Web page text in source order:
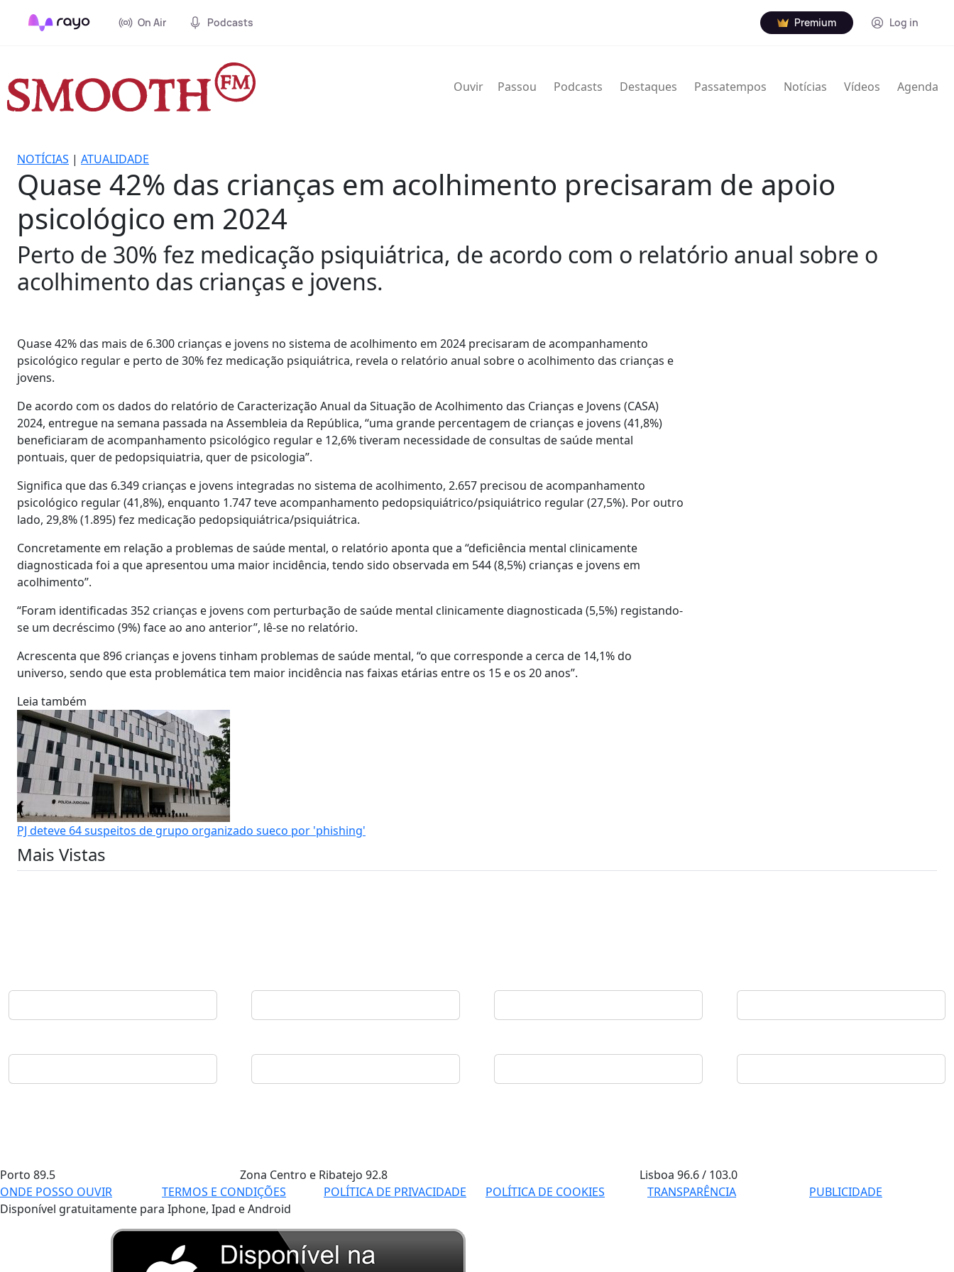
On Air Podcasts Premium Log in
Ouvir Passou Podcasts Destaques Passatempos Notícias Vídeos Agenda
NOTÍCIAS | ATUALIDADE
Quase 42% das crianças em acolhimento precisaram de apoio
psicológico em 2024
Perto de 30% fez medicação psiquiátrica, de acordo com o relatório anual sobre o
acolhimento das crianças e jovens.
Quase 42% das mais de 6.300 crianças e jovens no sistema de acolhimento em 2024 precisaram de acompanhamento
psicológico regular e perto de 30% fez medicação psiquiátrica, revela o relatório anual sobre o acolhimento das crianças e
jovens.
De acordo com os dados do relatório de Caracterização Anual da Situação de Acolhimento das Crianças e Jovens (CASA)
2024, entregue na semana passada na Assembleia da República, “uma grande percentagem de crianças e jovens (41,8%)
beneficiaram de acompanhamento psicológico regular e 12,6% tiveram necessidade de consultas de saúde mental
pontuais, quer de pedopsiquiatria, quer de psicologia”.
Significa que das 6.349 crianças e jovens integradas no sistema de acolhimento, 2.657 precisou de acompanhamento
psicológico regular (41,8%), enquanto 1.747 teve acompanhamento pedopsiquiátrico/psiquiátrico regular (27,5%). Por outro
lado, 29,8% (1.895) fez medicação pedopsiquiátrica/psiquiátrica.
Concretamente em relação a problemas de saúde mental, o relatório aponta que a “deficiência mental clinicamente
diagnosticada foi a que apresentou uma maior incidência, tendo sido observada em 544 (8,5%) crianças e jovens em
acolhimento”.
“Foram identificadas 352 crianças e jovens com perturbação de saúde mental clinicamente diagnosticada (5,5%) registando-
se um decréscimo (9%) face ao ano anterior”, lê-se no relatório.
Acrescenta que 896 crianças e jovens tinham problemas de saúde mental, “o que corresponde a cerca de 14,1% do
universo, sendo que esta problemática tem maior incidência nas faixas etárias entre os 15 e os 20 anos”.
Leia também
PJ deteve 64 suspeitos de grupo organizado sueco por 'phishing'
Mais Vistas
Porto 89.5 Zona Centro e Ribatejo 92.8 Lisboa96.6 / 103.0
ONDE POSSO OUVIR
TERMOS E CONDIÇÕES POLÍTICA DE PRIVACIDADE POLÍTICA DE COOKIES TRANSPARÊNCIA
PUBLICIDADE
Disponível gratuitamente para Iphone, Ipad e Android